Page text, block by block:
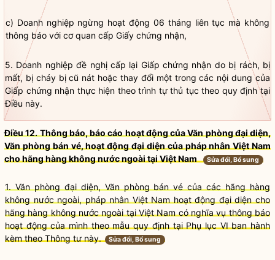
c) Doanh nghiệp ngừng hoạt động 06 tháng liên tục mà không
thông báo với cơ quan cấp Giấy chứng nhận,
5. Doanh nghiệp đề nghị cấp lại Giấp chứng nhận do bị rách, bị
mất, bị cháy bị cũ nát hoặc thay đổi một trong các nội dung của
Giấp chứng nhận thực hiện theo trình tự thủ tục theo quy định tại
Điều này.
Điều 12. Thông báo, báo cáo hoạt động của Văn phòng đại diện,
Văn phòng bán vé, hoạt động đại diện của pháp nhân Việt Nam
cho hãng hàng không nước ngoài tại Việt Nam
Sửa đổi, Bổ sung
1. Văn phòng đại diện, Văn phòng bán vé của các hãng hàng
không nước ngoài, pháp nhân Việt Nam hoạt động đại diện cho
hãng hàng không nước ngoài tại Việt Nam cónghĩa vụthông báo
hoạt động của mình theo mẫu quy định tại Phụ lục VI ban hành
kèm theo Thông tư này.
Sửa đổi, Bổ sung